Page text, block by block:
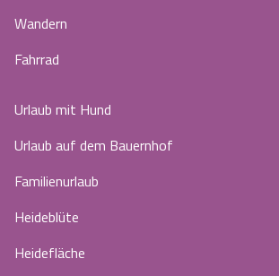
Wandern
Fahrrad
Urlaub mit Hund
Urlaub auf dem Bauernhof
Familienurlaub
Heideblüte
Heidefläche